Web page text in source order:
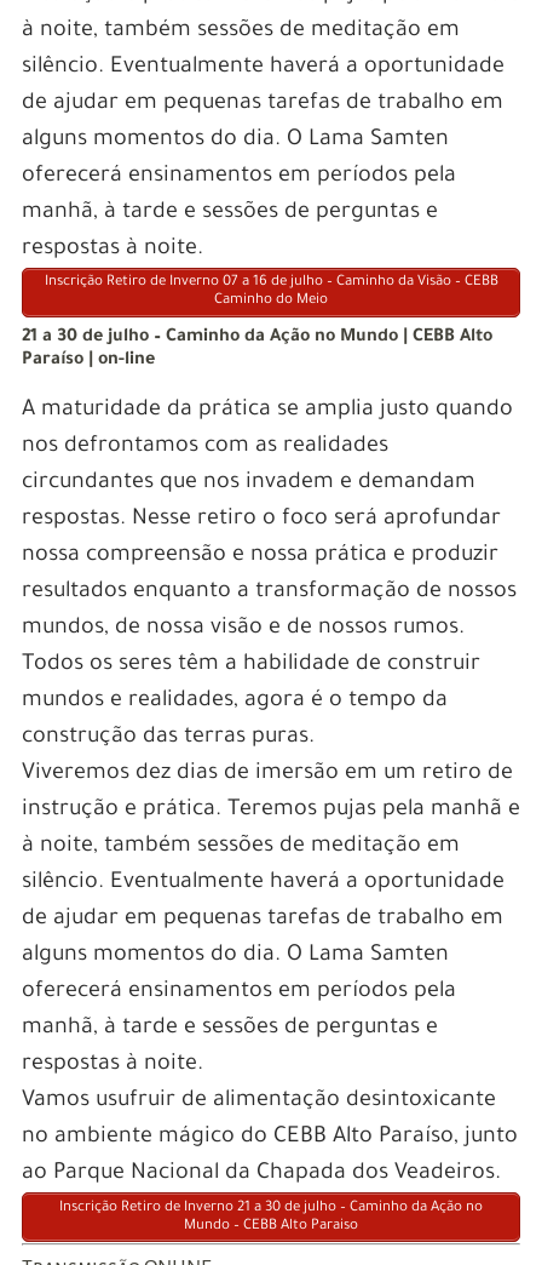
à noite, também sessões de meditação em
silêncio. Eventualmente haverá a oportunidade
de ajudar em pequenas tarefas de trabalho em
alguns momentos do dia. O Lama Samten
oferecerá ensinamentos em períodos pela
manhã, à tarde e sessões de perguntas e
respostas à noite.
Inscrição Retiro de Inverno 07 a 16 de julho – Caminho da Visão – CEBB
Caminho do Meio
21 a 30 de julho – Caminho da Ação no Mundo | CEBB Alto
Paraíso | on-line
A maturidade da prática se amplia justo quando
nos defrontamos com as realidades
circundantes que nos invadem e demandam
respostas. Nesse retiro o foco será aprofundar
nossa compreensão e nossa prática e produzir
resultados enquanto a transformação de nossos
mundos, de nossa visão e de nossos rumos.
Todos os seres têm a habilidade de construir
mundos e realidades, agora é o tempo da
construção das terras puras.
Viveremos dez dias de imersão em um retiro de
instrução e prática. Teremos pujas pela manhã e
à noite, também sessões de meditação em
silêncio. Eventualmente haverá a oportunidade
de ajudar em pequenas tarefas de trabalho em
alguns momentos do dia. O Lama Samten
oferecerá ensinamentos em períodos pela
manhã, à tarde e sessões de perguntas e
respostas à noite.
Vamos usufruir de alimentação desintoxicante
no ambiente mágico do CEBB Alto Paraíso, junto
ao Parque Nacional da Chapada dos Veadeiros.
Inscrição Retiro de Inverno 21 a 30 de julho – Caminho da Ação no
Mundo – CEBB Alto Paraiso